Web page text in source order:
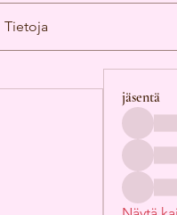
Tietoja
jäsentä